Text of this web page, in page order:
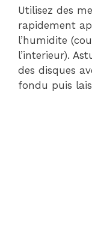
Utilisez des
rapidement
l’humidite
l’interieur).
des disques
fondu puis